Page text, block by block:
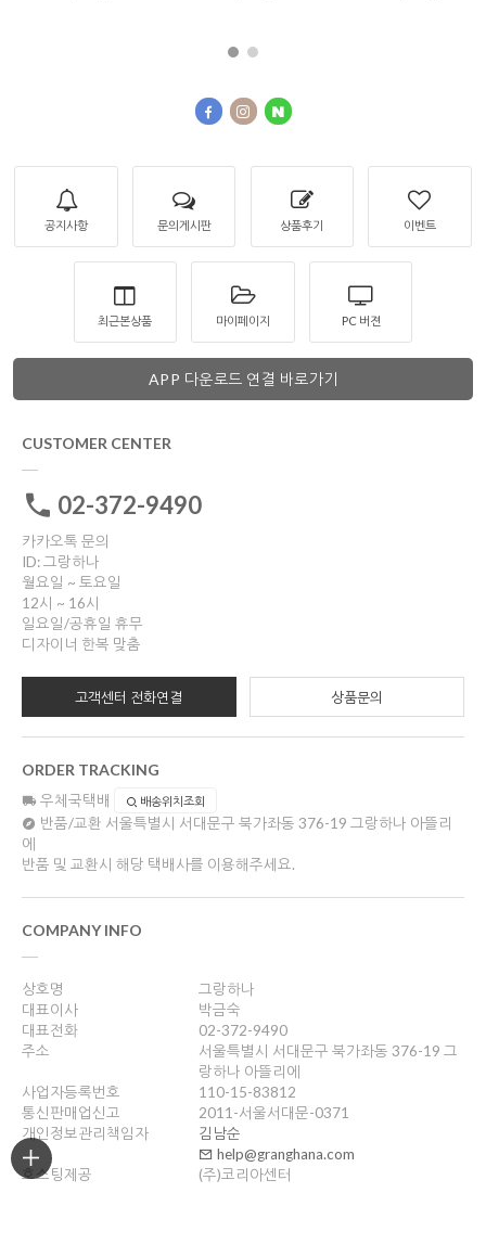
공지사항 문의게시판 상품후기 이벤트
최근본상품 마이페이지 PC 버젼
APP 다운로드 연결 바로가기
CUSTOMER CENTER
02-372-9490
카카오톡 문의
ID: 그랑하나
월요일 ~ 토요일
12시 ~ 16시
일요일/공휴일 휴무
디자이너 한복 맞춤
고객센터 전화연결 상품문의
ORDER TRACKING
우체국택배 배송위치조회
반품/교환 서울특별시 서대문구 북가좌동 376-19 그랑하나 아뜰리
에
반품 및 교환시 해당 택배사를 이용해주세요.
COMPANY INFO
상호명
그랑하나
대표이사
박금숙
대표전화
02-372-9490
주소
서울특별시 서대문구 북가좌동 376-19 그
랑하나 아뜰리에
사업자등록번호
110-15-83812
통신판매업신고
2011-서울서대문-0371
개인정보관리책임자
김남순
help@granghana.com
호스팅제공
(주)코리아센터